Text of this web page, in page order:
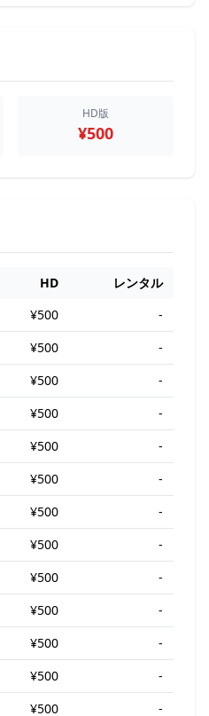
HD版
¥500
HD
レンタル
¥500
-
¥500
-
¥500
-
¥500
-
¥500
-
¥500
-
¥500
-
¥500
-
¥500
-
¥500
-
¥500
-
¥500
-
¥500 -